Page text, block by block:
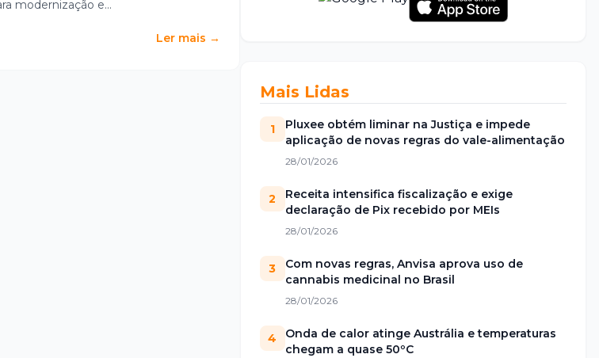
modernização e...
Ler mais →
Mais Lidas
1
Pluxee obtém liminar na Justiça e impede
aplicação de novas regras do vale-alimentação
28/01/2026
2
Receita intensifica fiscalização e exige
declaração de Pix recebido por MEIs
28/01/2026
3
Com novas regras, Anvisa aprova uso de
cannabis medicinal no Brasil
28/01/2026
4
Onda de calor atinge Austrália e temperaturas
chegam a quase 50ºC